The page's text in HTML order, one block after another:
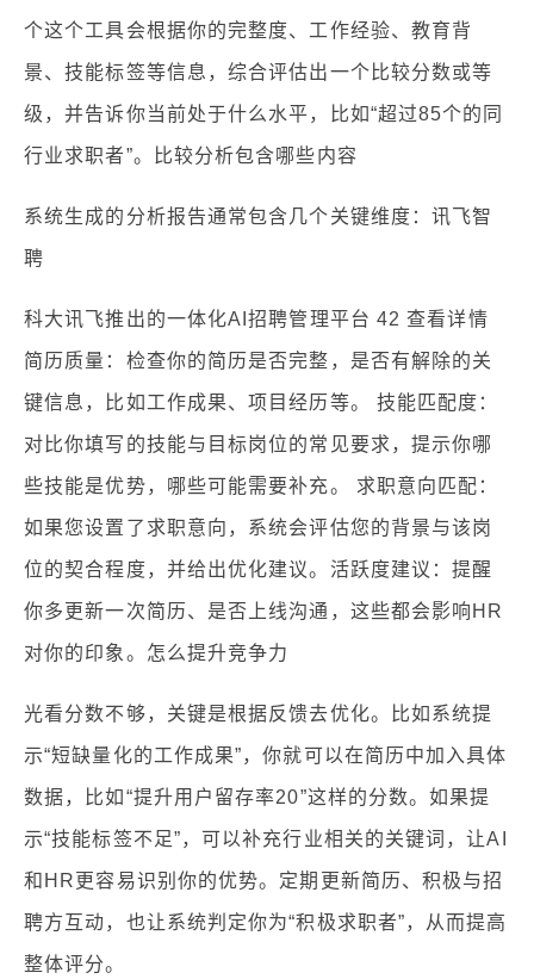
个这个工具会根据你的完整度、工作经验、教育背
景、技能标签等信息，综合评估出一个比较分数或等
级，并告诉你当前处于什么水平，比如“超过85个的同
行业求职者”。比较分析包含哪些内容
系统生成的分析报告通常包含几个关键维度：讯飞智
聘
科大讯飞推出的一体化AI招聘管理平台 42 查看详情
简历质量：检查你的简历是否完整，是否有解除的关
键信息，比如工作成果、项目经历等。 技能匹配度：
对比你填写的技能与目标岗位的常见要求，提示你哪
些技能是优势，哪些可能需要补充。 求职意向匹配：
如果您设置了求职意向，系统会评估您的背景与该岗
位的契合程度，并给出优化建议。活跃度建议：提醒
你多更新一次简历、是否上线沟通，这些都会影响HR
对你的印象。怎么提升竞争力
光看分数不够，关键是根据反馈去优化。比如系统提
示“短缺量化的工作成果”，你就可以在简历中加入具体
数据，比如“提升用户留存率20”这样的分数。如果提
示“技能标签不足”，可以补充行业相关的关键词，让AI
和HR更容易识别你的优势。定期更新简历、积极与招
聘方互动，也让系统判定你为“积极求职者”，从而提高
整体评分。